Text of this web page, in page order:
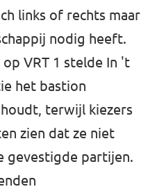
links of rechts maar
nodig heeft.
op VRT 1 stelde In 't
het bastion
terwijl kiezers
zien dat ze niet
gevestigde partijen.